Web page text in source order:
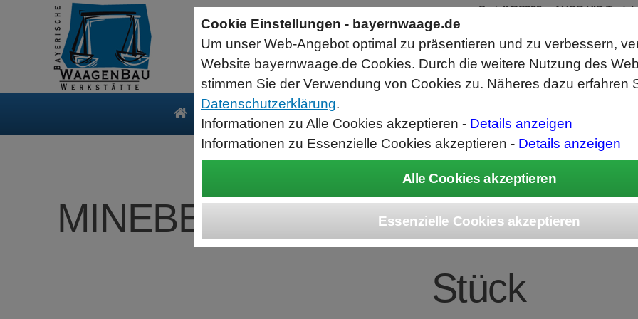
MINEBEA INTEC 69Y03952
Stück
Produkte Service
Sartorius Feuchtebestimmer MA35
jetzt zum Aktionspreis
Der MA35 ist das Einsteigermodell zur schnellen und
zuverlässigen Bestimmung der Materialfeuchte flüssiger, pastöser
und fester Substanzen mit dem Verfahren der Thermogravimetrie.
Wägebereich: 35 g, Ablesbarkeit: 1 mg
Seriell RS232 auf USB HID
RS232 Daten in Computer
Funktioniert wie eine USB Tastatur,
Verwendet Standard USB Tastatur
Datenbearbeitung vor Ausgabe
Cookie Einstellungen - bayernwaage.de
Um unser Web-Angebot optimal zu präsentieren und zu verbessern,
Website bayernwaage.de Cookies. Durch die weitere Nutzung des
stimmen Sie der Verwendung von Cookies zu. Näheres dazu erfahren
Datenschutzerklärung.
Informationen zu Alle Cookies akzeptieren - Details anzeigen
Informationen zu Essenzielle Cookies akzeptieren - Details anzeigen